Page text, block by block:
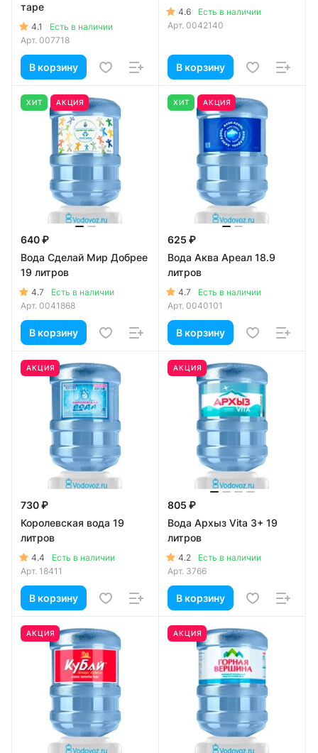
таре
4.1
Есть в наличии
Арт. 007718
В корзину
4.6
Есть в наличии
Арт. 0042140
В корзину
ХИТ АКЦИЯ
640 ₽
Вода Сделай Мир Добрее
19 литров
4.7
Есть в наличии
Арт. 0041868
В корзину
ХИТ АКЦИЯ
625 ₽
Вода Аква Ареал 18.9
литров
4.7
Есть в наличии
Арт. 0040101
В корзину
АКЦИЯ
730 ₽
Королевская вода 19
литров
4.4
Есть в наличии
Арт. 18411
В корзину
АКЦИЯ
805 ₽
Вода Архыз Vita 3+ 19
литров
4.2
Есть в наличии
Арт. 3766
В корзину
АКЦИЯ АКЦИЯ